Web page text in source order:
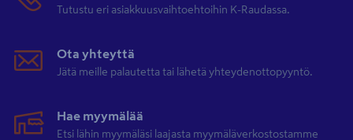
Tutustu eri asiakkuusvaihtoehtoihin K-Raudassa.
Ota yhteyttä
Jätä meille palautetta tai lähetä yhteydenottopyyntö.
Hae myymälää
Etsi lähin myymäläsi laajasta myymäläverkostostamme